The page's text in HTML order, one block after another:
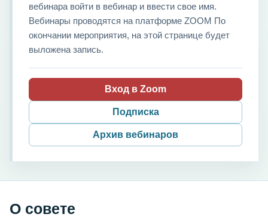
вебинара войти в вебинар и ввести свое имя.
Вебинары проводятся на платформе ZOOM По
окончании мероприятия, на этой странице будет
выложена запись.
Вход в Zoom
Подписка
Архив вебинаров
О совете